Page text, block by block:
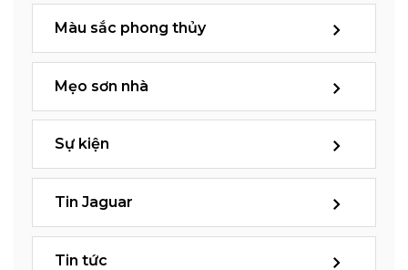
Màu sắc phong thủy
Mẹo sơn nhà
Sự kiện
Tin Jaguar
Tin tức